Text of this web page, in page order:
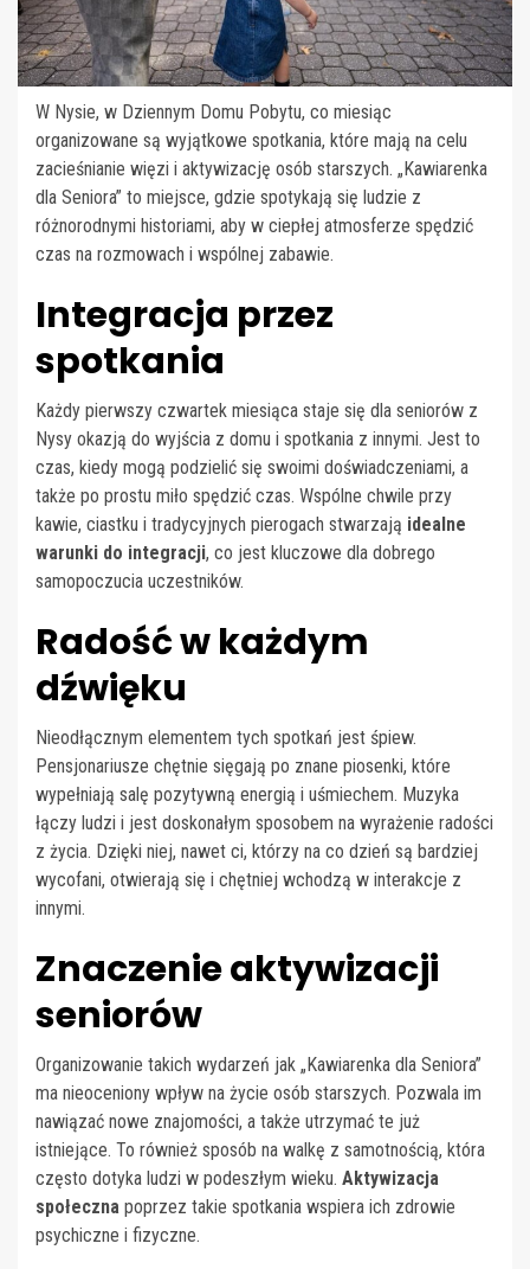
W Nysie, w Dziennym Domu Pobytu, co miesiąc
organizowane są wyjątkowe spotkania, które mają na celu
zacieśnianie więzi i aktywizację osób starszych. „Kawiarenka
dla Seniora” to miejsce, gdzie spotykają się ludzie z
różnorodnymi historiami, aby w ciepłej atmosferze spędzić
czas na rozmowach i wspólnej zabawie.
Integracja przez
spotkania
Każdy pierwszy czwartek miesiąca staje się dla seniorów z
Nysy okazją do wyjścia z domu i spotkania z innymi. Jest to
czas, kiedy mogą podzielić się swoimi doświadczeniami, a
także po prostu miło spędzić czas. Wspólne chwile przy
kawie, ciastku i tradycyjnych pierogach stwarzają idealne
warunki do integracji, co jest kluczowe dla dobrego
samopoczucia uczestników.
Radość w każdym
dźwięku
Nieodłącznym elementem tych spotkań jest śpiew.
Pensjonariusze chętnie sięgają po znane piosenki, które
wypełniają salę pozytywną energią i uśmiechem. Muzyka
łączy ludzi i jest doskonałym sposobem na wyrażenie radości
z życia. Dzięki niej, nawet ci, którzy na co dzień są bardziej
wycofani, otwierają się i chętniej wchodzą w interakcje z
innymi.
Znaczenie aktywizacji
seniorów
Organizowanie takich wydarzeń jak „Kawiarenka dla Seniora”
ma nieoceniony wpływ na życie osób starszych. Pozwala im
nawiązać nowe znajomości, a także utrzymać te już
istniejące. To również sposób na walkę z samotnością, która
często dotyka ludzi w podeszłym wieku. Aktywizacja
społeczna poprzez takie spotkania wspiera ich zdrowie
psychiczne i fizyczne.